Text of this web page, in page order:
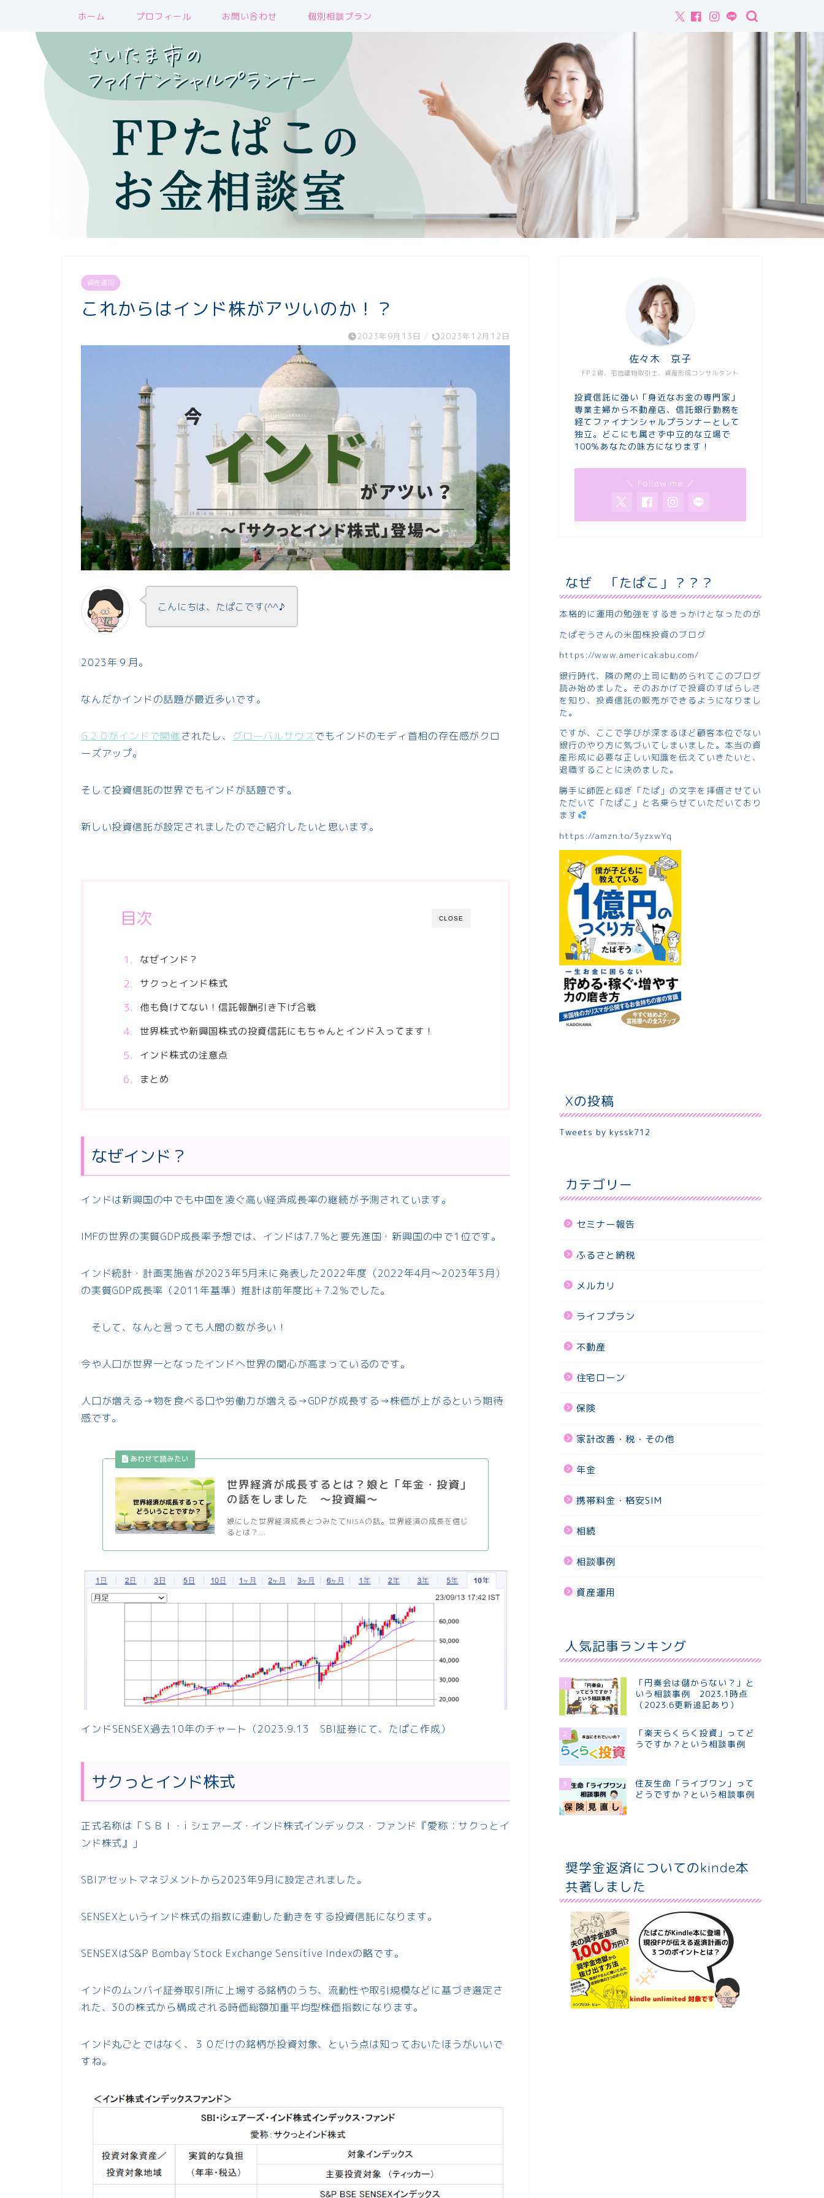
ホーム プロフィール お問い合わせ 個別相談プラン
資産運用
これからはインド株がアツいのか！？
2023年9月13日 / 2023年12月12日
こんにちは、たぱこです(^^♪
2023年９月。
なんだかインドの話題が最近多いです。
G２０がインドで開催されたし、 グローバルサウスでもインドのモディ首相の存在感がクロ
ーズアップ。
そして投資信託の世界でもインドが話題です。
新しい投資信託が設定されましたのでご紹介したいと思います。
CLOSE
目次
なぜインド？
サクっとインド株式
他も負けてない！信託報酬引き下げ合戦
世界株式や新興国株式の投資信託にもちゃんとインド入ってます！
インド株式の注意点
まとめ
なぜインド？
インドは新興国の中でも中国を凌ぐ高い経済成長率の継続が予測されています。
IMFの世界の実質GDP成長率予想では、インドは7.7％と要先進国・新興国の中で1位です。
インド統計・計画実施省が2023年5月末に発表した2022年度（2022年4月～2023年3月）
の実質GDP成長率（2011年基準）推計は前年度比＋7.2％でした。
そして、なんと言っても人間の数が多い！
今や人口が世界一となったインドへ世界の関心が高まっているのです。
人口が増える→物を食べる口や労働力が増える→GDPが成長する→株価が上がるという期待
感です。
世界経済が成長するとは？娘と「年金・投資」
の話をしました ～投資編～
娘にした世界経済成長とつみたてNISAの話。世界経済の成長を信じ
るとは？...
インドSENSEX過去10年のチャート（2023.9.13 SBI証券にて、たぱこ作成）
サクっとインド株式
正式名称は「ＳＢＩ・i シェアーズ・インド株式インデックス・ファンド『愛称：サクっとイ
ンド株式』」
SBIアセットマネジメントから2023年9月に設定されました。
SENSEXというインド株式の指数に連動した動きをする投資信託になります。
SENSEXはS&P Bombay Stock Exchange Sensitive Indexの略です。
インドのムンバイ証券取引所に上場する銘柄のうち、流動性や取引規模などに基づき選定さ
れた、30の株式から構成される時価総額加重平均型株価指数になります。
インド丸ごとではなく、３０だけの銘柄が投資対象、という点は知っておいたほうがいいで
すね。
FP２級、宅地建物取引士、資産形成コンサルタント
佐々木 京子
投資信託に強い「身近なお金の専門家」
専業主婦から不動産店、信託銀行勤務を
経てファイナンシャルプランナーとして
独立。どこにも属さず中立的な立場で
100％あなたの味方になります！
＼ Follow me ／
なぜ 「たぱこ」？？？
本格的に運用の勉強をするきっかけとなったのが
たぱぞうさんの米国株投資のブログ
https://www.americakabu.com/
銀行時代、隣の席の上司に勧められてこのブログ
読み始めました。そのおかげで投資のすばらしさ
を知り、投資信託の販売ができるようになりまし
た。
ですが、ここで学びが深まるほど顧客本位でない
銀行のやり方に気づいてしまいました。本当の資
産形成に必要な正しい知識を伝えていきたいと、
退職することに決めました。
勝手に師匠と仰ぎ「たぱ」の文字を拝借させてい
ただいて「たぱこ」と名乗らせていただいており
ます
https://amzn.to/3yzxwYq
Xの投稿
Tweets by kyssk712
カテゴリー
セミナー報告
ふるさと納税
メルカリ
ライフプラン
不動産
住宅ローン
保険
家計改善・税・その他
年金
携帯料金・格安SIM
相続
相談事例
資産運用
人気記事ランキング
1
「円奏会は儲からない？」と
いう相談事例 2023.1時点
（2023.6更新追記あり）
2
「楽天らくらく投資」ってど
うですか？という相談事例
3
住友生命「ライブワン」って
どうですか？という相談事例
奨学金返済についてのkinde本
共著しました